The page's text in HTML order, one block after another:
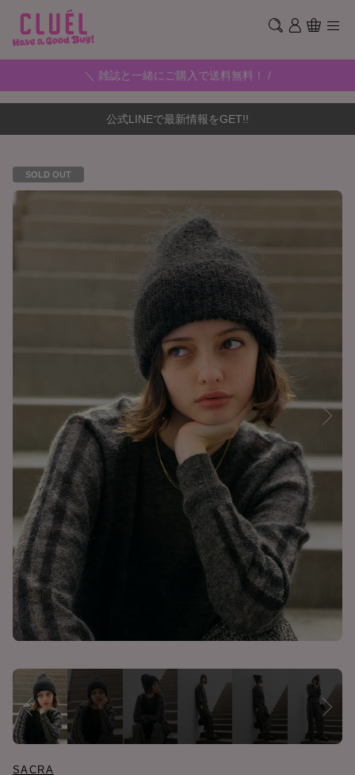
＼ 雑誌と一緒にご購入で送料無料！ /
公式LINEで最新情報をGET!!
SOLD OUT
SACRA